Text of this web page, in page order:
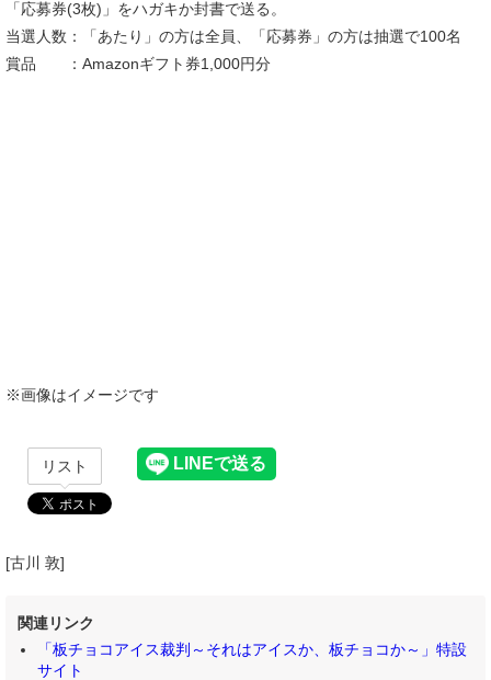
「応募券(3枚)」をハガキか封書で送る。
当選人数：「あたり」の方は全員、「応募券」の方は抽選で100名
賞品 ：Amazonギフト券1,000円分
※画像はイメージです
リスト
[古川 敦]
関連リンク
「板チョコアイス裁判～それはアイスか、板チョコか～」特設
サイト